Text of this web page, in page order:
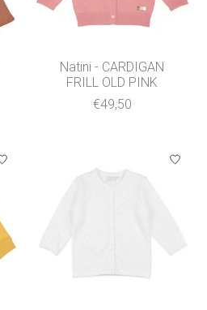
Natini - CARDIGAN
FRILL OLD PINK
€49,50